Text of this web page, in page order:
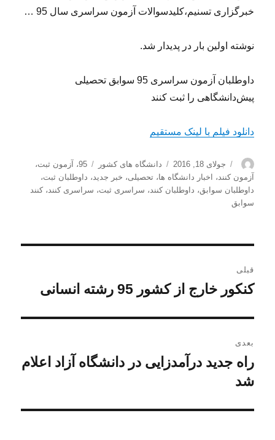
خبرگزاری تسنیم،کلیدسوالات آزمون سراسری سال 95 …
نوشته اولین بار در پدیدار شد.
داوطلبان آزمون سراسری 95 سوابق تحصیلی
پیش‌دانشگاهی را ثبت کنند
دانلود فیلم با لینک مستقیم
نویسنده
ارسال
شده
در
جولای 18, 2016 دسته‌ها
دانشگاه های کشور برچسب‌ها
95، آزمون ثبت،
آزمون کنند، اخبار دانشگاه ها،تحصیلی، خبر جدید، داوطلبان ثبت،
داوطلبان سوابق، داوطلبان کنند، سراسری ثبت، سراسری کنند،کنند
سوابق
نوشته
قبلی
نوشته
کنکور خارج از کشور 95 رشته انسانی
بعدی
نوشته
بعدی:
راه جدید درآمدزایی در دانشگاه آزاد اعلام
شد